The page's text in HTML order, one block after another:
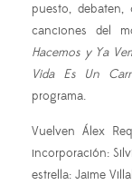
puesto,
canciones del
Hacemos y Ya
Vida Es Un
programa.
Vuelven Álex
incorporación:
estrella: Jaime